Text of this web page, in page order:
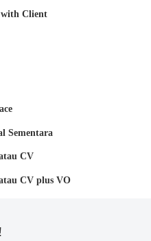
with Client
Sementara
CV
CV plus VO